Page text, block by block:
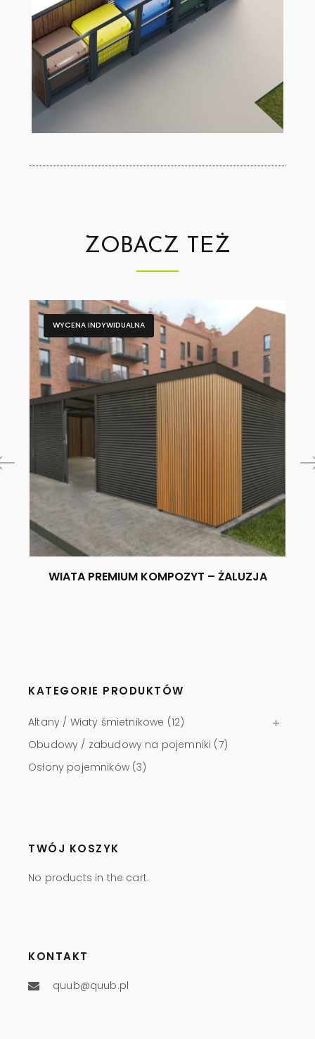
ZOBACZ TEŻ
WYCENA INDYWIDUALNA
WIATA PREMIUM KOMPOZYT – ŻALUZJA
KATEGORIE PRODUKTÓW
Altany / Wiaty śmietnikowe (12)
Obudowy / zabudowy na pojemniki (7)
Osłony pojemników (3)
TWÓJ KOSZYK
No products in the cart.
KONTAKT
quub@quub.pl